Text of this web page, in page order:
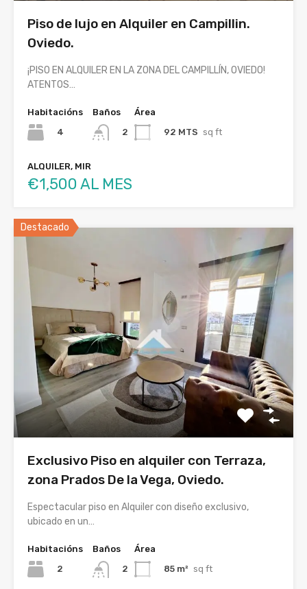
Piso de lujo en Alquiler en Campillin.
Oviedo.
¡PISO EN ALQUILER EN LA ZONA DEL CAMPILLÍN, OVIEDO!
ATENTOS…
Habitacións
4
Baños
2
Área
92 MTS sq ft
ALQUILER, MIR
€1,500 AL MES
Destacado
Exclusivo Piso en alquiler con Terraza,
zona Prados De la Vega, Oviedo.
Espectacular piso en Alquiler con diseño exclusivo,
ubicado en un…
Habitacións
2
Baños
2
Área
85 m² sq ft